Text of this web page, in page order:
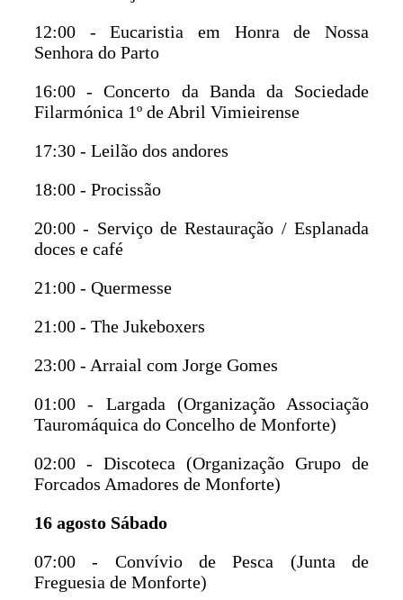
12:00 - Eucaristia em Honra de Nossa
Senhora do Parto
16:00 - Concerto da Banda da Sociedade
Filarmónica 1º de Abril Vimieirense
17:30 - Leilão dos andores
18:00 - Procissão
20:00 - Serviço de Restauração / Esplanada
doces e café
21:00 - Quermesse
21:00 - The Jukeboxers
23:00 - Arraial com Jorge Gomes
01:00 - Largada (Organização Associação
Tauromáquica do Concelho de Monforte)
02:00 - Discoteca (Organização Grupo de
Forcados Amadores de Monforte)
16 agosto Sábado
07:00 - Convívio de Pesca (Junta de
Freguesia de Monforte)